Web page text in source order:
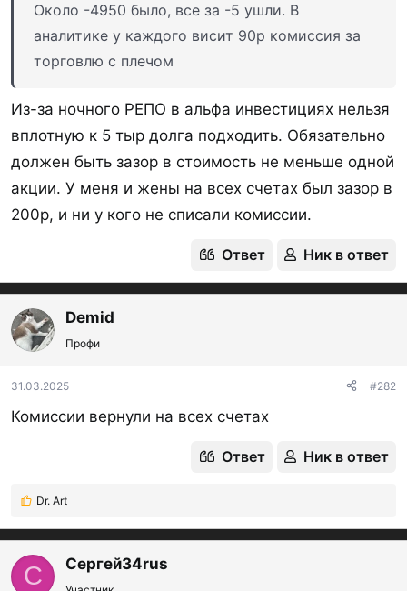
Около -4950 было, все за -5 ушли. В
аналитике у каждого висит 90р комиссия за
торговлю с плечом
Из-за ночного РЕПО в альфа инвестициях нельзя
вплотную к 5 тыр долга подходить. Обязательно
должен быть зазор в стоимость не меньше одной
акции. У меня и жены на всех счетах был зазор в
200р, и ни у кого не списали комиссии.
Ответ Ник в ответ
Demid
Профи
31.03.2025 #282
Комиссии вернули на всех счетах
Ответ Ник в ответ
Р
а
к
ц
Dr. Art
С Сергей34rus